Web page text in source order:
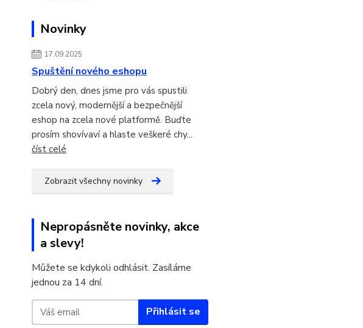
Novinky
17.09.2025
Spuštění nového eshopu
Dobrý den, dnes jsme pro vás spustili
zcela nový, modernější a bezpečnější
eshop na zcela nové platformě. Buďte
prosím shovívaví a hlaste veškeré chy...
číst celé
Zobrazit všechny novinky
Nepropásněte novinky, akce
a slevy!
Můžete se kdykoli odhlásit. Zasíláme
jednou za 14 dní.
Přihlásit se